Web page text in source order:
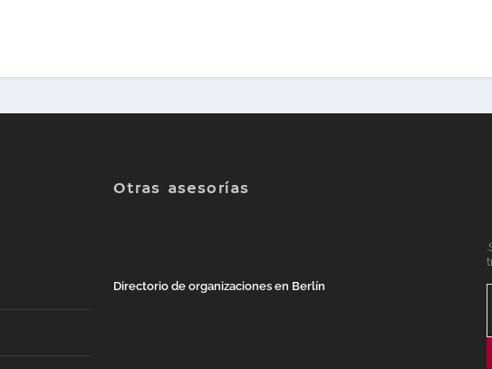
Otras asesorías
Directorio de organizaciones en Berlín